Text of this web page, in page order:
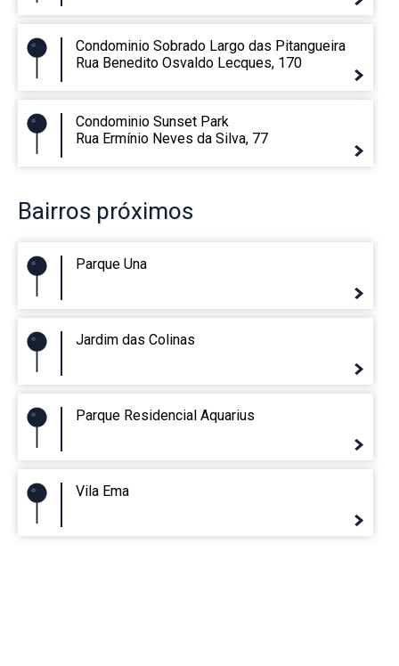
Condominio Sobrado Largo das Pitangueira
Rua Benedito Osvaldo Lecques, 170
Condominio Sunset Park
Rua Ermínio Neves da Silva, 77
Bairros próximos
Parque Una
Jardim das Colinas
Parque Residencial Aquarius
Vila Ema